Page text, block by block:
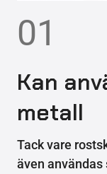
01
Kan
metall
Tack vare
även